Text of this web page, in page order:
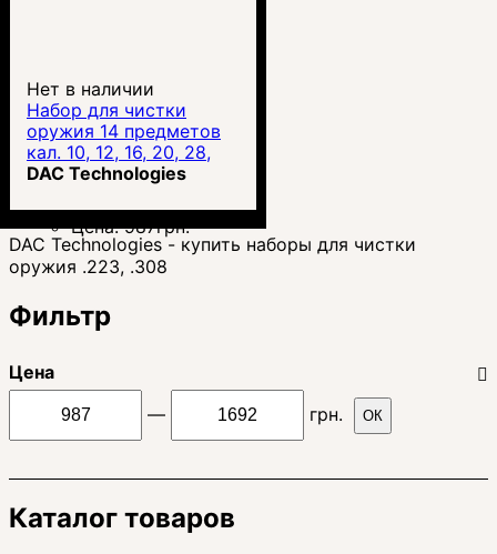
Нет в наличии
Набор для чистки
оружия 14 предметов
кал. 10, 12, 16, 20, 28,
.410 DAC Tech
DAC Technologies
Цена:987грн.
DAC Technologies - купить наборы для чистки
оружия .223, .308
Фильтр
Цена
—
грн. ОК
Каталог товаров